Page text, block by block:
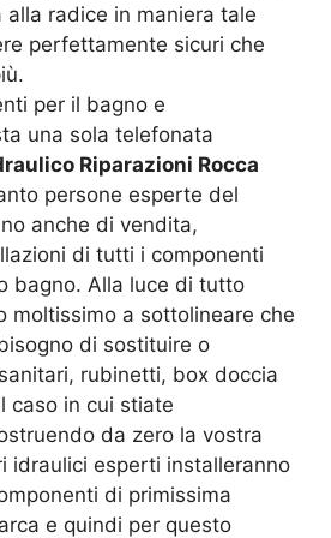
alla radice in maniera tale
perfettamente sicuri che
per il bagno e
una sola telefonata
Riparazioni Rocca
persone esperte del
anche di vendita,
di tutti i componenti
bagno. Alla luce di tutto
moltissimo a sottolineare che
di sostituire o
rubinetti, box doccia
caso in cui stiate
da zero la vostra
idraulici esperti installeranno
di primissima
e quindi per questo